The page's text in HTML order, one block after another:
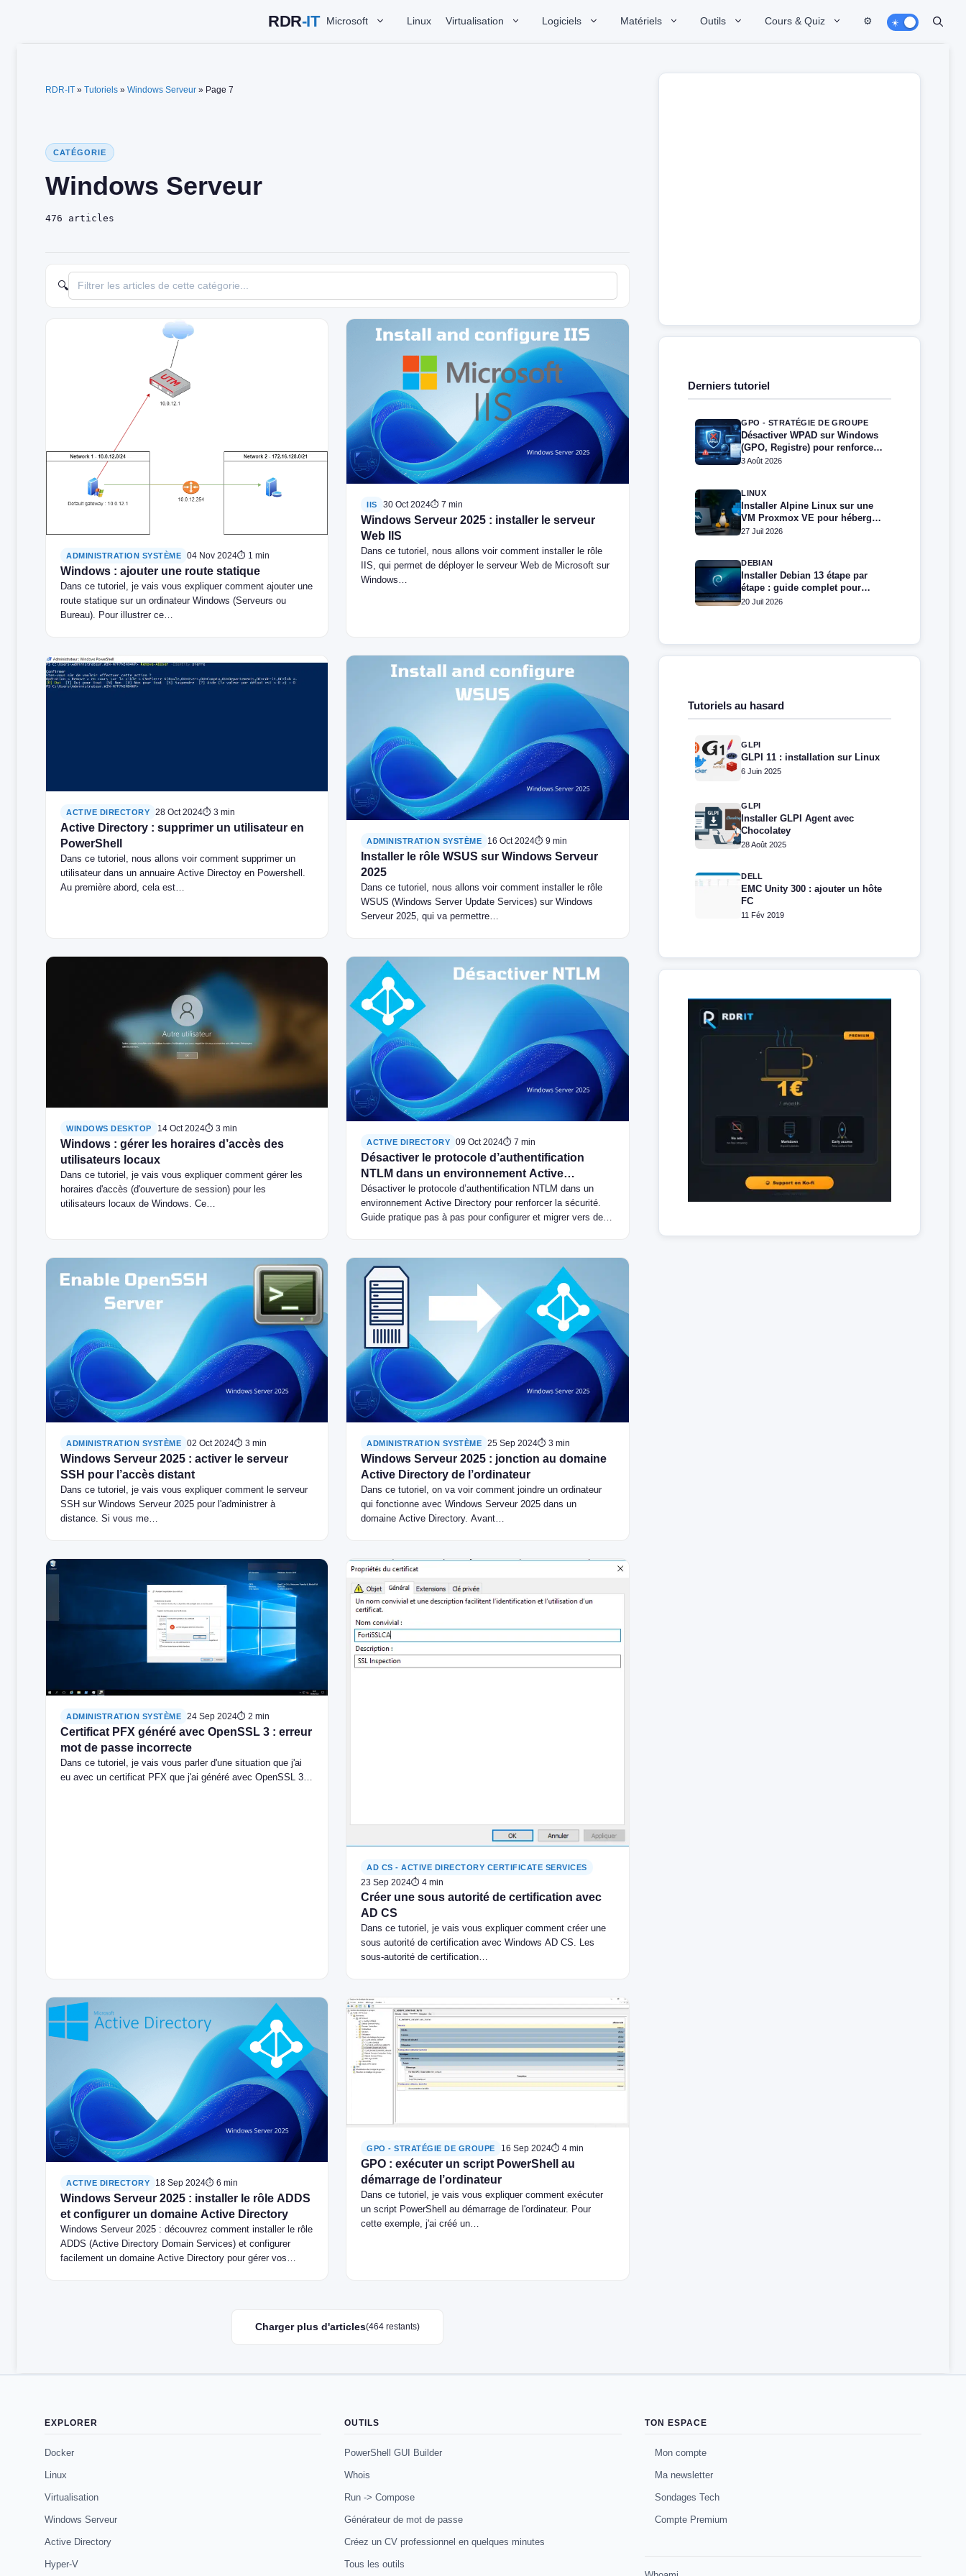
Microsoft Linux Virtualisation Logiciels Matériels Outils Cours & Quiz ⚙️
RDR-IT » Tutoriels » Windows Serveur » Page 7
CATÉGORIE
Windows Serveur
476 articles
🔍
ADMINISTRATION SYSTÈME 04 Nov 2024⏱ 1 min
Windows : ajouter une route statique
Dans ce tutoriel, je vais vous expliquer comment ajouter une
route statique sur un ordinateur Windows (Serveurs ou
Bureau). Pour illustrer ce…
IIS 30 Oct 2024⏱ 7 min
Windows Serveur 2025 : installer le serveur
Web IIS
Dans ce tutoriel, nous allons voir comment installer le rôle
IIS, qui permet de déployer le serveur Web de Microsoft sur
Windows…
ACTIVE DIRECTORY 28 Oct 2024⏱ 3 min
Active Directory : supprimer un utilisateur en
PowerShell
Dans ce tutoriel, nous allons voir comment supprimer un
utilisateur dans un annuaire Active Directoy en Powershell.
Au première abord, cela est…
ADMINISTRATION SYSTÈME 16 Oct 2024⏱ 9 min
Installer le rôle WSUS sur Windows Serveur
2025
Dans ce tutoriel, nous allons voir comment installer le rôle
WSUS (Windows Server Update Services) sur Windows
Serveur 2025, qui va permettre…
WINDOWS DESKTOP 14 Oct 2024⏱ 3 min
Windows : gérer les horaires d’accès des
utilisateurs locaux
Dans ce tutoriel, je vais vous expliquer comment gérer les
horaires d'accès (d'ouverture de session) pour les
utilisateurs locaux de Windows. Ce…
ACTIVE DIRECTORY 09 Oct 2024⏱ 7 min
Désactiver le protocole d’authentification
NTLM dans un environnement Active
Directory
Désactiver le protocole d’authentification NTLM dans un
environnement Active Directory pour renforcer la sécurité.
Guide pratique pas à pas pour configurer et migrer vers des
ADMINISTRATION SYSTÈME 02 Oct 2024⏱ 3 min
Windows Serveur 2025 : activer le serveur
SSH pour l’accès distant
Dans ce tutoriel, je vais vous expliquer comment le serveur
SSH sur Windows Serveur 2025 pour l'administrer à
distance. Si vous me…
ADMINISTRATION SYSTÈME 25 Sep 2024⏱ 3 min
Windows Serveur 2025 : jonction au domaine
Active Directory de l’ordinateur
Dans ce tutoriel, on va voir comment joindre un ordinateur
qui fonctionne avec Windows Serveur 2025 dans un
domaine Active Directory. Avant…
ADMINISTRATION SYSTÈME 24 Sep 2024⏱ 2 min
Certificat PFX généré avec OpenSSL 3 : erreur
mot de passe incorrecte
Dans ce tutoriel, je vais vous parler d'une situation que j'ai
eu avec un certificat PFX que j'ai généré avec OpenSSL 3…
AD CS - ACTIVE DIRECTORY CERTIFICATE SERVICES
23 Sep 2024⏱ 4 min
Créer une sous autorité de certification avec
AD CS
Dans ce tutoriel, je vais vous expliquer comment créer une
sous autorité de certification avec Windows AD CS. Les
sous-autorité de certification…
ACTIVE DIRECTORY 18 Sep 2024⏱ 6 min
Windows Serveur 2025 : installer le rôle ADDS
et configurer un domaine Active Directory
Windows Serveur 2025 : découvrez comment installer le rôle
ADDS (Active Directory Domain Services) et configurer
facilement un domaine Active Directory pour gérer vos
GPO - STRATÉGIE DE GROUPE 16 Sep 2024⏱ 4 min
GPO : exécuter un script PowerShell au
démarrage de l’ordinateur
Dans ce tutoriel, je vais vous expliquer comment exécuter
un script PowerShell au démarrage de l'ordinateur. Pour
cette exemple, j'ai créé un…
Charger plus d'articles(464 restants)
Derniers tutoriel
GPO - STRATÉGIE DE GROUPE
Désactiver WPAD sur Windows
(GPO, Registre) pour renforcer
la sécurité
3 Août 2026
LINUX
Installer Alpine Linux sur une
VM Proxmox VE pour héberger
Docker et Docker Compose
27 Juil 2026
DEBIAN
Installer Debian 13 étape par
étape : guide complet pour
débutants et administrateurs
20 Juil 2026
Tutoriels au hasard
GLPI
GLPI 11 : installation sur Linux
6 Juin 2025
GLPI
Installer GLPI Agent avec
Chocolatey
28 Août 2025
DELL
EMC Unity 300 : ajouter un hôte
FC
11 Fév 2019
EXPLORER
Docker
Linux
Virtualisation
Windows Serveur
Active Directory
Hyper-V
OUTILS
PowerShell GUI Builder
Whois
Run -> Compose
Générateur de mot de passe
Créez un CV professionnel en quelques minutes
Tous les outils
TON ESPACE
Mon compte
Ma newsletter
Sondages Tech
Compte Premium